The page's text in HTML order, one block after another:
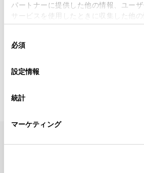
パートナーに提供した他の情報、ユー
サービスを使用したときに収集した他
使用することがあります。当ウェブサ
デバイスにすべてのCookie(クッキー)が
意したことになります。Cookie(クッ
設定の変更、同意を撤回したりするに
「Cookie（クッキー）情報の取り扱い
必須
設定情報
統計
マーケティング
（2-7-4）
見積りシミュレーシ
TOYOTAアカウント利用規約反社会的勢力に